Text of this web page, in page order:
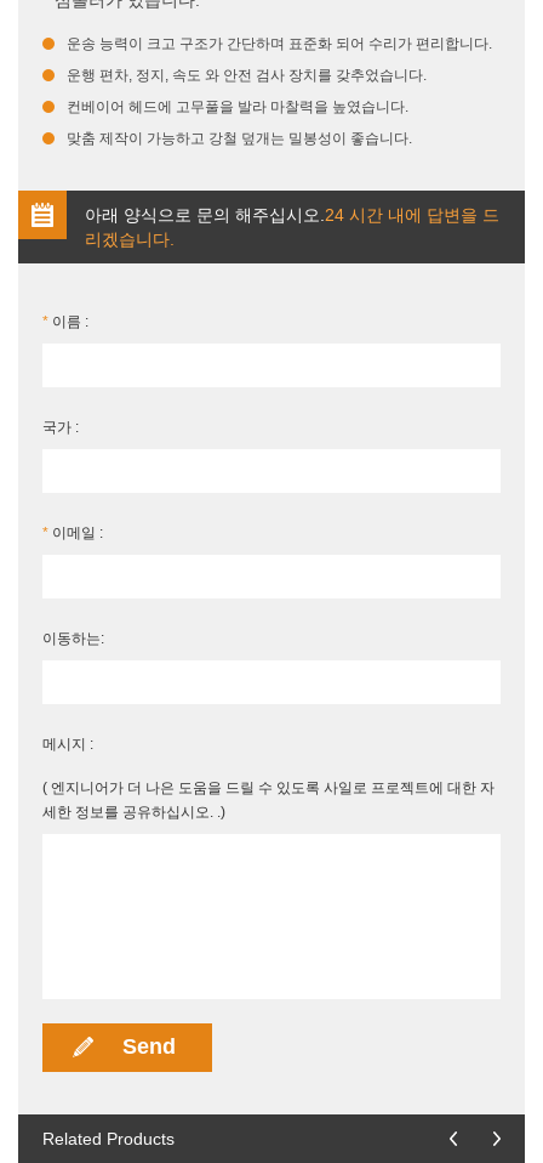
운송 능력이 크고 구조가 간단하며 표준화 되어 수리가 편리합니다.
운행 편차, 정지, 속도 와 안전 검사 장치를 갖추었습니다.
컨베이어 헤드에 고무풀을 발라 마찰력을 높였습니다.
맞춤 제작이 가능하고 강철 덮개는 밀봉성이 좋습니다.
아래 양식으로 문의 해주십시오. 24 시간 내에 답변을 드
리겠습니다.
* 이름 :
국가 :
* 이메일 :
이동하는:
메시지 :
( 엔지니어가 더 나은 도움을 드릴 수 있도록 사일로 프로젝트에 대한 자
세한 정보를 공유하십시오. .)
Related Products